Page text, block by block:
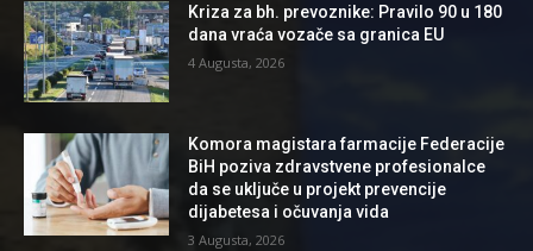
Kriza za bh. prevoznike: Pravilo 90 u 180
dana vraća vozače sa granica EU
4 Augusta, 2026
Komora magistara farmacije Federacije
BiH poziva zdravstvene profesionalce
da se uključe u projekt prevencije
dijabetesa i očuvanja vida
3 Augusta, 2026